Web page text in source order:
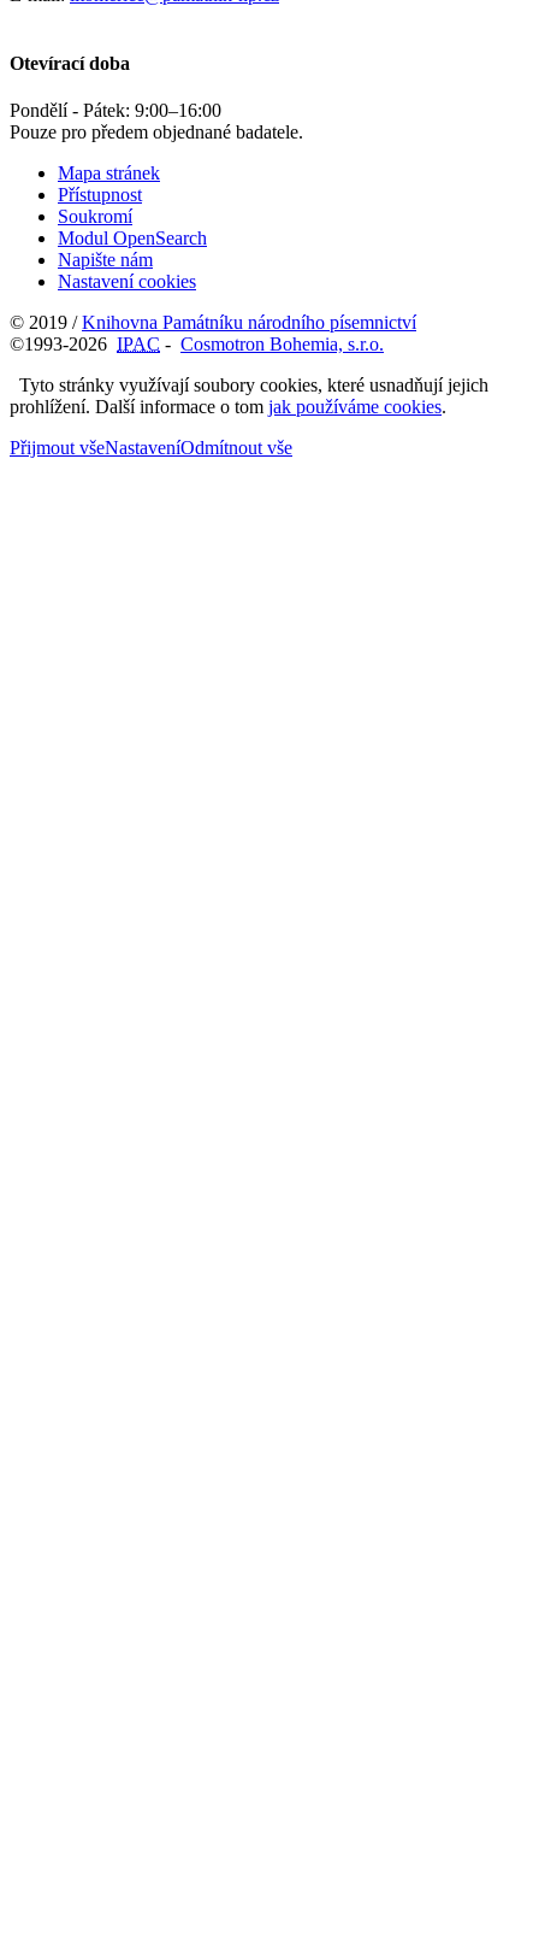
Otevírací doba
Pondělí - Pátek: 9:00–16:00
Pouze pro předem objednané badatele.
Mapa stránek
Přístupnost
Soukromí
Modul OpenSearch
Napište nám
Nastavení cookies
© 2019 /Knihovna Památníku národního písemnictví
©1993-2026 IPAC - Cosmotron Bohemia, s.r.o.
Tyto stránky využívají soubory cookies, které usnadňují jejich
prohlížení. Další informace o tom jak používáme cookies.
Přijmout všeNastaveníOdmítnout vše